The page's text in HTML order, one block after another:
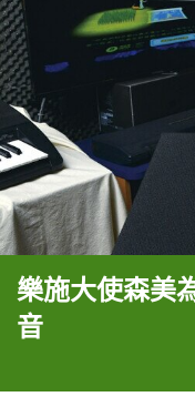
樂施大使森美
音